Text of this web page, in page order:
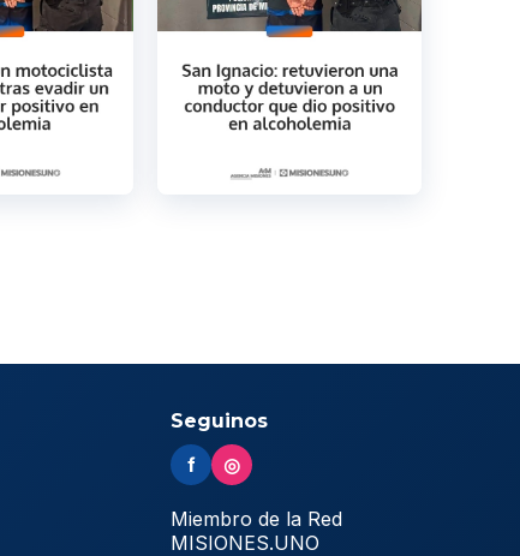
Seguinos
f ◎
Miembro de la Red
MISIONES.UNO